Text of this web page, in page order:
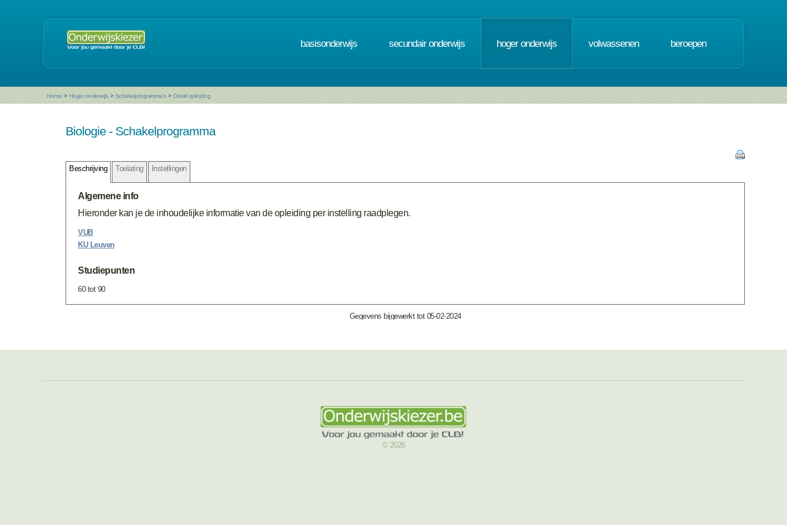
basisonderwijs secundair onderwijs hoger onderwijs volwassenen beroepen
Home > Hoger onderwijs > Schakelprogramma's > Detail opleiding
Biologie - Schakelprogramma
Beschrijving Toelating Instellingen
Algemene info
Hieronder kan je de inhoudelijke informatie van de opleiding per instelling raadplegen.
VUB
KU Leuven
Studiepunten
60 tot 90
Gegevens bijgewerkt tot 05-02-2024
© 2026